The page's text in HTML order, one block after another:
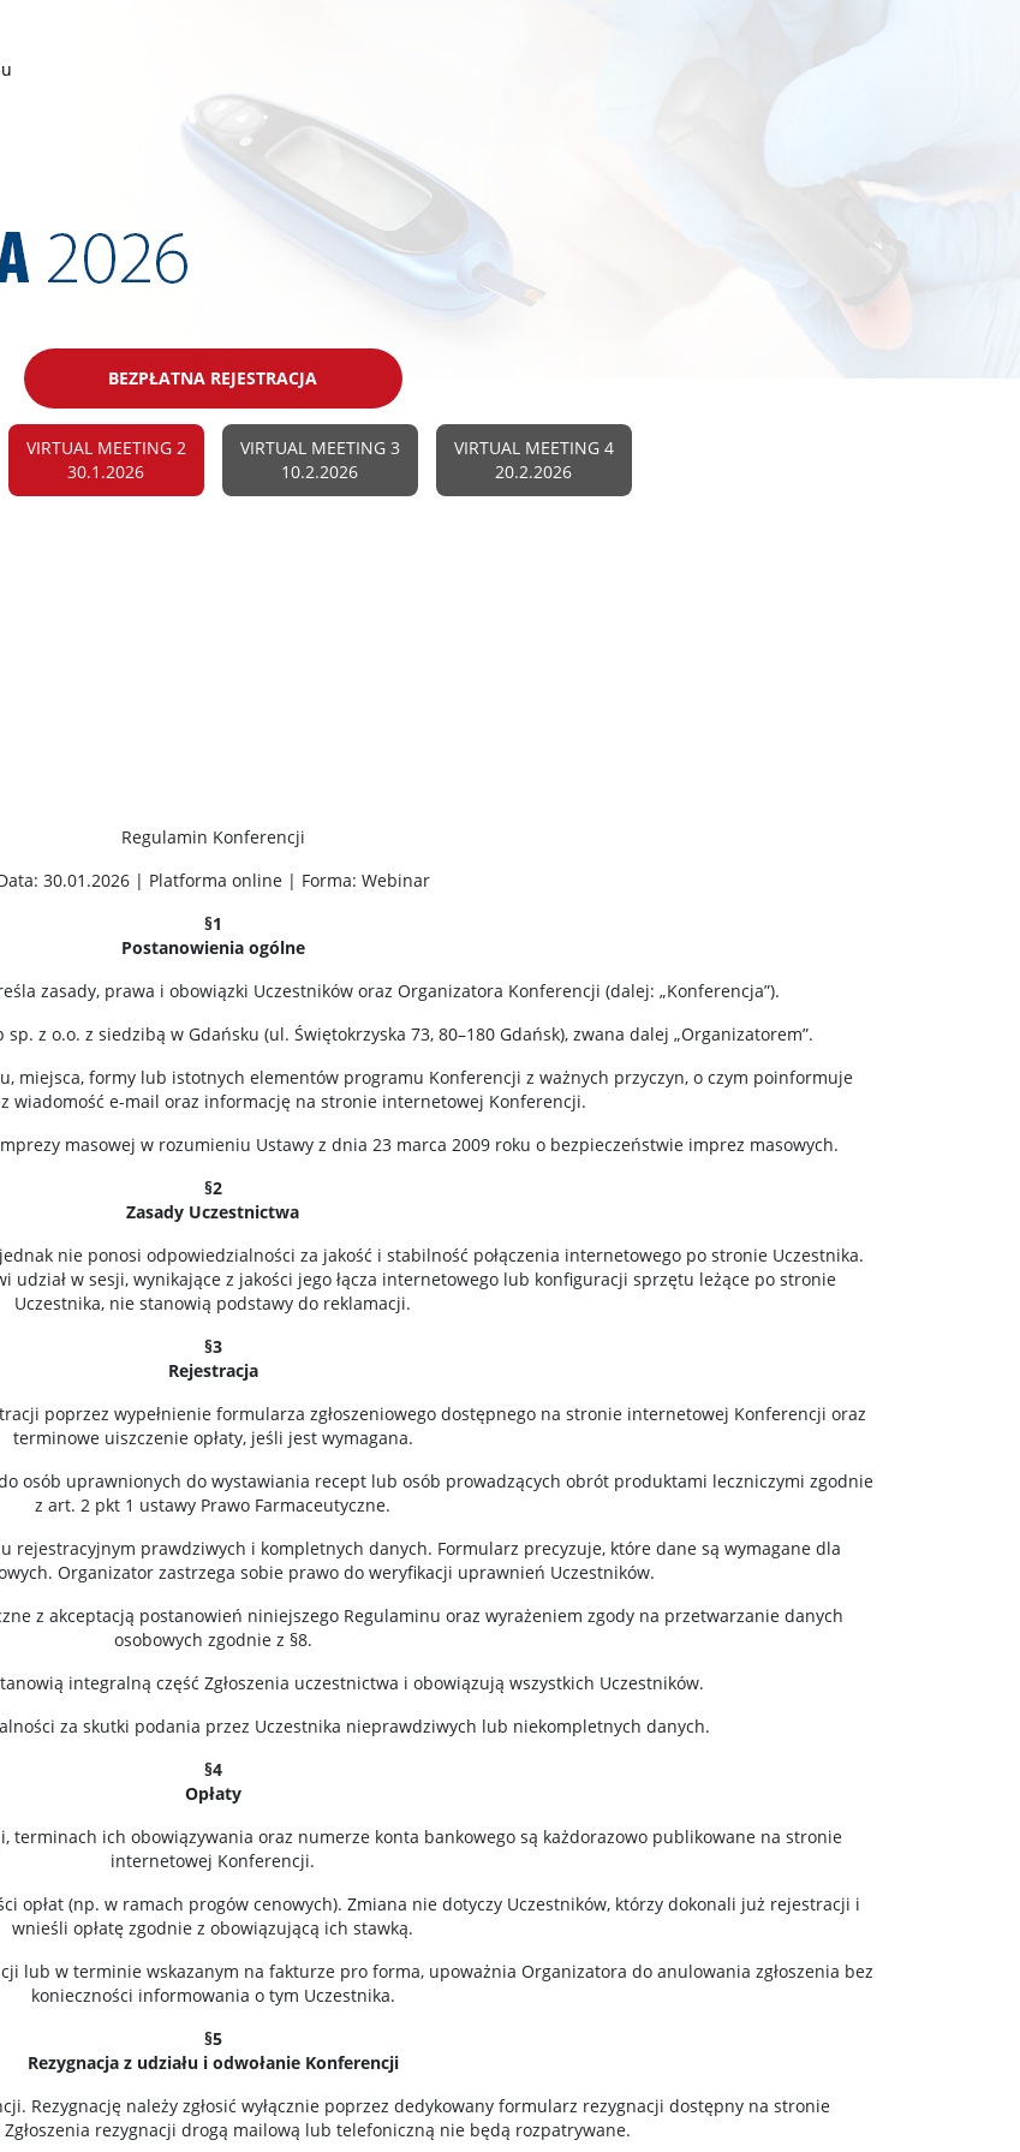
BEZPŁATNA REJESTRACJA
VIRTUAL MEETING 2
30.1.2026
VIRTUAL MEETING 3
10.2.2026
VIRTUAL MEETING 4
20.2.2026
Regulamin Konferencji
30.01.2026 | Platforma online | Forma: Webinar
§1
Postanowienia ogólne
zasady, prawa i obowiązki Uczestników oraz Organizatora Konferencji (dalej: „Konferencja”).
z o.o. z siedzibą w Gdańsku (ul. Świętokrzyska 73, 80–180 Gdańsk), zwana dalej „Organizatorem”.
miejsca, formy lub istotnych elementów programu Konferencji z ważnych przyczyn, o czym poinformuje
wiadomość e-mail oraz informację na stronie internetowej Konferencji.
masowej w rozumieniu Ustawy z dnia 23 marca 2009 roku o bezpieczeństwie imprez masowych.
§2
Zasady Uczestnictwa
nie ponosi odpowiedzialności za jakość i stabilność połączenia internetowego po stronie Uczestnika.
w sesji, wynikające z jakości jego łącza internetowego lub konfiguracji sprzętu leżące po stronie
Uczestnika, nie stanowią podstawy do reklamacji.
§3
Rejestracja
poprzez wypełnienie formularza zgłoszeniowego dostępnego na stronie internetowej Konferencji oraz
terminowe uiszczenie opłaty, jeśli jest wymagana.
osób uprawnionych do wystawiania recept lub osób prowadzących obrót produktami leczniczymi zgodnie
z art. 2 pkt 1 ustawy Prawo Farmaceutyczne.
rejestracyjnym prawdziwych i kompletnych danych. Formularz precyzuje, które dane są wymagane dla
Organizator zastrzega sobie prawo do weryfikacji uprawnień Uczestników.
z akceptacją postanowień niniejszego Regulaminu oraz wyrażeniem zgody na przetwarzanie danych
osobowych zgodnie z §8.
integralną część Zgłoszenia uczestnictwa i obowiązują wszystkich Uczestników.
za skutki podania przez Uczestnika nieprawdziwych lub niekompletnych danych.
§4
Opłaty
terminach ich obowiązywania oraz numerze konta bankowego są każdorazowo publikowane na stronie
internetowej Konferencji.
opłat (np. w ramach progów cenowych). Zmiana nie dotyczy Uczestników, którzy dokonali już rejestracji i
wnieśli opłatę zgodnie z obowiązującą ich stawką.
lub w terminie wskazanym na fakturze pro forma, upoważnia Organizatora do anulowania zgłoszenia bez
konieczności informowania o tym Uczestnika.
§5
Rezygnacja z udziału i odwołanie Konferencji
Rezygnację należy zgłosić wyłącznie poprzez dedykowany formularz rezygnacji dostępny na stronie
rezygnacji drogą mailową lub telefoniczną nie będą rozpatrywane.